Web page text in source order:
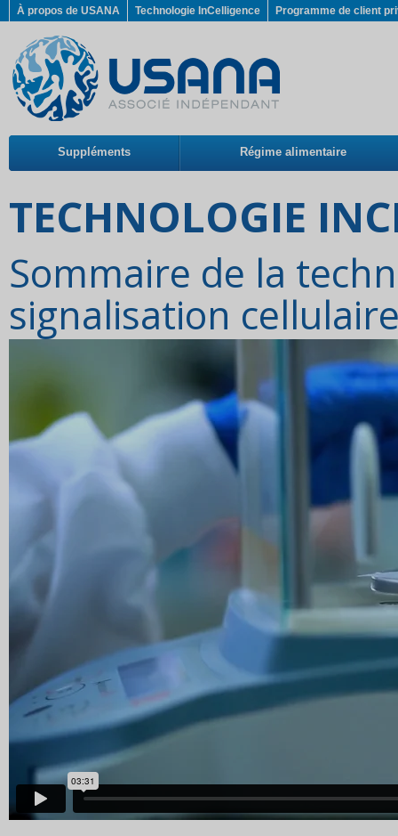
À propos de USANA Technologie InCelligence Programme de client
Suppléments Régime alimentaire
TECHNOLOGIE
Sommaire de la
signalisation